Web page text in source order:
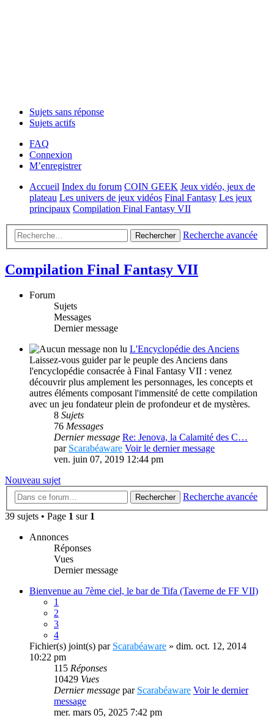
Sujets sans réponse
Sujets actifs
FAQ
Connexion
M’enregistrer
Accueil Index du forum COIN GEEK Jeux vidéo, jeux de
plateau Les univers de jeux vidéos Final Fantasy Les jeux
principaux Compilation Final Fantasy VII
Rechercher Recherche avancée
Compilation Final Fantasy VII
Forum
Sujets
Messages
Dernier message
L'Encyclopédie des Anciens
Laissez-vous guider par le peuple des Anciens dans
l'encyclopédie consacrée à Final Fantasy VII : venez
découvrir plus amplement les personnages, les concepts et
autres éléments composant l'immensité de cette compilation
avec un jeu fondateur plein de profondeur et de mystères.
8 Sujets
76 Messages
Dernier message Re: Jenova, la Calamité des C…
par Scarabéaware Voir le dernier message
ven. juin 07, 2019 12:44 pm
Nouveau sujet
Rechercher
Recherche avancée
39 sujets • Page 1 sur 1
Annonces
Réponses
Vues
Dernier message
Bienvenue au 7ème ciel, le bar de Tifa (Taverne de FF VII)
1
2
3
4
Fichier(s) joint(s) par Scarabéaware » dim. oct. 12, 2014
10:22 pm
115 Réponses
10429 Vues
Dernier message par Scarabéaware Voir le dernier
message
mer. mars 05, 2025 7:42 pm